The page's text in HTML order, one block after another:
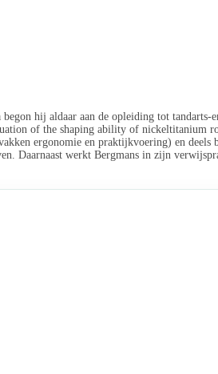
hij aldaar aan de opleiding tot
of the shaping ability of nickeltitanium
ergonomie en praktijkvoering) en
Daarnaast werkt Bergmans in zijn